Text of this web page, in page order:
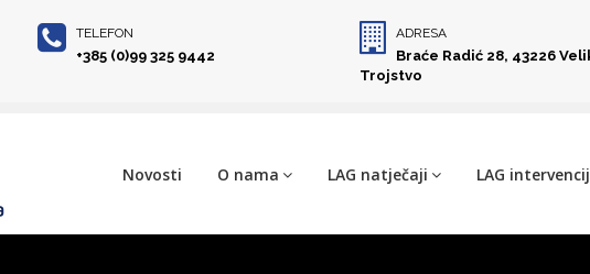
TELEFON
+385 (0)99 325 9442
ADRESA
Braće Radić 28, 43226
Trojstvo
Novosti O nama LAG natječaji LAG